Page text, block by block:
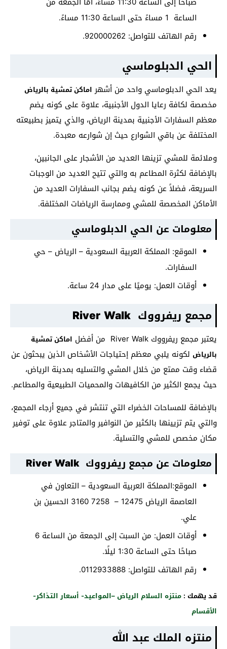
الساعة 1 مساءً حتى الساعة 11:30 مساءً.
رقم الهاتف للتواصل: 920000262.
الحي الدبلوماسي
يعد الحي الدبلوماسي واحد من أشهر اماكن تمشية بالرياض
مخصصة لكافة رعايا الدول الأجنبية، علاوة على كونه يضم
معظم السفارات الأجنبية بمدينة الرياض، والذي يتميز بطبيعته
المختلفة عن باقي الشوارع حيث إن شوارعه معبدة.
وملائمة للمشي تزينها العديد من الأشجار على الجانبين،
بالإضافة لكثرة المطاعم به والتي تتيح العديد من الوجبات
السريعة، فضلاً عن كونه يضم بجانب السفارات العديد من
الأماكن المخصصة للمشي وممارسة الرياضات المختلفة.
معلومات عن الحي الدبلوماسي
الموقع: المملكة العربية السعودية – الرياض – حي
السفارات.
أوقات العمل: يوميًا على مدار 24 ساعة.
مجمع ريفرووك River Walk
يعتبر مجمع ريفرووك River Walk من أفضل
اماكن تمشية
بالرياض لكونه يلبي معظم إحتياجات الأشخاص الذين يبحثون عن
قضاء وقت ممتع من خلال المشي والتسليه بمدينة الرياض،
حيث يجمع الكثير من الكافيهات والمحميات الطبيعية والمطاعم.
بالإضافة للمساحات الخضراء التي تنتشر في جميع أرجاء المجمع،
والتي يتم تزيينها بالكثير من النوافير والمتاجر علاوة على توفير
مكان مخصص للمشي والتسلية.
معلومات عن مجمع ريفرووك River Walk
الموقع:المملكة العربية السعودية – التعاون في
العاصمة الرياض 12475 – 7258 3160 الحسين بن
علي.
أوقات العمل: من السبت إلى الجمعة من الساعة 6
صباحًا حتى الساعة 1:30 ليلًا.
رقم الهاتف للتواصل: 0112933888.
قد يهمك : منتزه السلام الرياض –المواعيد- أسعار التذاكر-
الأقسام
منتزه الملك عبد الله